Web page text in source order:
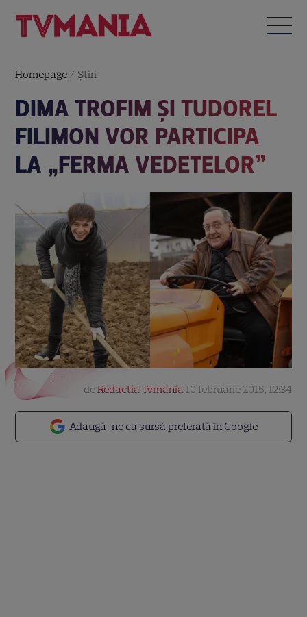
Homepage / Știri
DIMA TROFIM ȘI TUDOREL
FILIMON VOR PARTICIPA
LA „FERMA VEDETELOR”
Adaugă-ne ca sursă preferată în Google
deRedactia Tvmania 10 februarie 2015, 12:34